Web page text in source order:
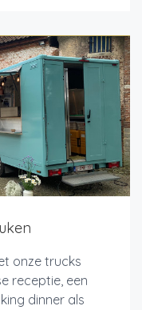
onze trucks
receptie, een
dinner als